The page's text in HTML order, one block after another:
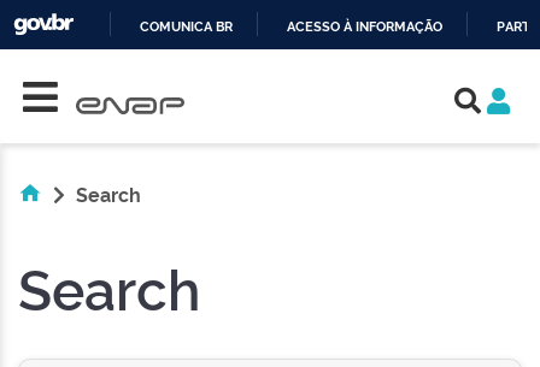
COMUNICA BR ACESSO À INFORMAÇÃO
Search
Search